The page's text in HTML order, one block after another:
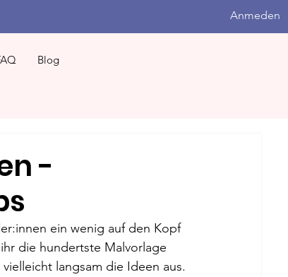
Anmeden
Blog
-
ein wenig auf den Kopf
die hundertste Malvorlage
langsam die Ideen aus.